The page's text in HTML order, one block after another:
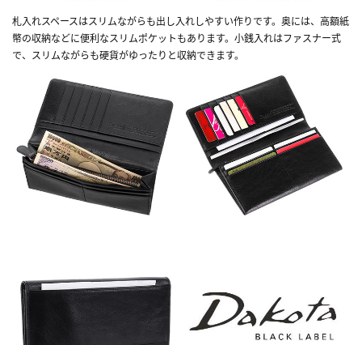
札入れスペースはスリムながらも出し入れしやすい作りです。奥には、高額紙
幣の収納などに便利なスリムポケットもあります。小銭入れはファスナー式
で、スリムながらも硬貨がゆったりと収納できます。